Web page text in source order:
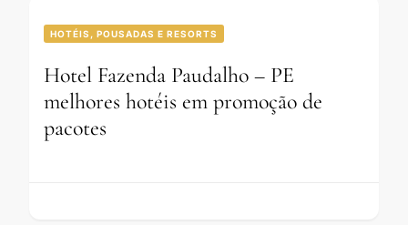
HOTÉIS, POUSADAS E RESORTS
Hotel Fazenda Paudalho – PE
melhores hotéis em promoção de
pacotes